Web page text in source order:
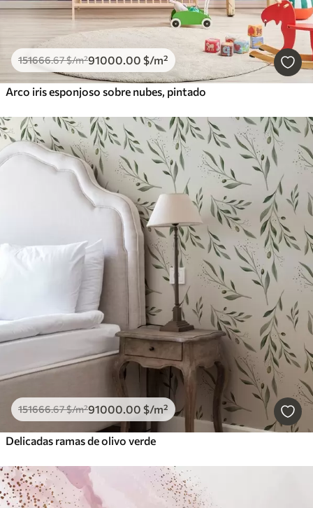
151666.67$/m²91000.00 $/m²
Arco iris esponjoso sobre nubes, pintado
151666.67$/m²91000.00 $/m²
Delicadas ramas de olivo verde